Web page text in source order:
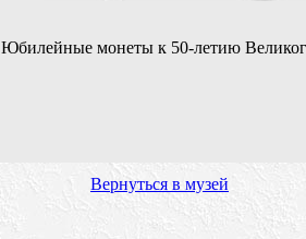
Юбилейные монеты к 50-летию
Вернуться в музей